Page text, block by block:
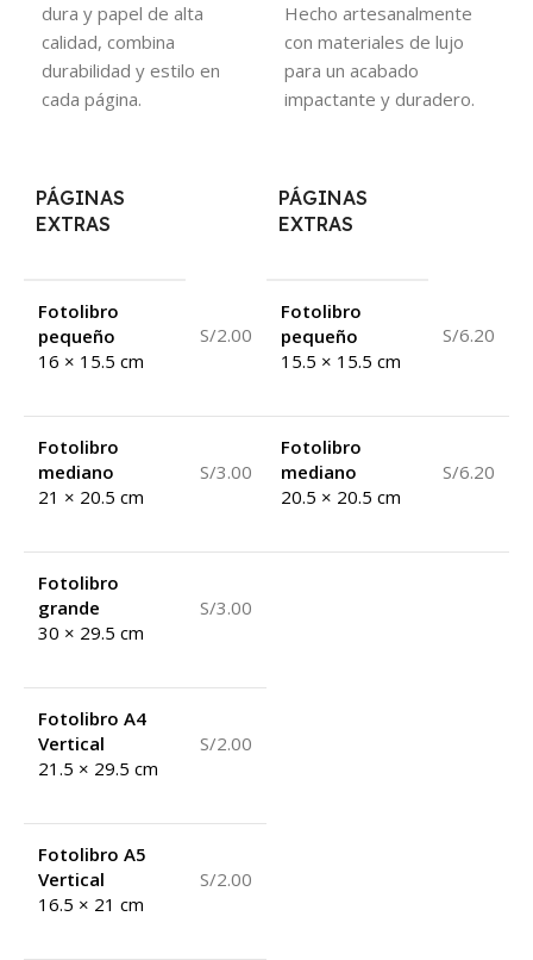
dura y papel de alta
calidad, combina
durabilidad y estilo en
cada página.
PÁGINAS
EXTRAS
Fotolibro
pequeño
16 × 15.5 cm
S/2.00
Fotolibro
mediano
21 × 20.5 cm
S/3.00
Fotolibro
grande
30 × 29.5 cm
S/3.00
Fotolibro A4
Vertical
21.5 × 29.5 cm
S/2.00
Fotolibro A5
Vertical
16.5 × 21 cm
S/2.00
Hecho artesanalmente
con materiales de lujo
para un acabado
impactante y duradero.
PÁGINAS
EXTRAS
Fotolibro
pequeño
15.5 × 15.5 cm
S/6.20
Fotolibro
mediano
20.5 × 20.5 cm
S/6.20